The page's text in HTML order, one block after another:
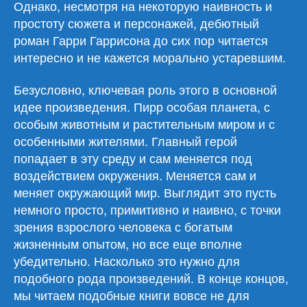
Однако, несмотря на некоторую наивность и
простоту сюжета и персонажей, дебютный
роман Гарри Гаррисона до сих пор читается
интересно и не кажется морально устаревшим.
Безусловно, ключевая роль этого в основной
идее произведения. Пирр особая планета, с
особым животным и растительным миром и с
особенными жителями. Главный герой
попадает в эту среду и сам меняется под
воздействием окружения. Меняется сам и
меняет окружающий мир. Выглядит это пусть
немного просто, примитивно и наивно, с точки
зрения взрослого человека с богатым
жизненным опытом, но все еще вполне
убедительно. Насколько это нужно для
подобного рода произведений. В конце концов,
мы читаем подобные книги вовсе не для